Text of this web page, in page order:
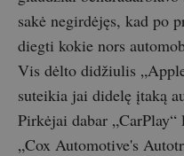
sakė negirdėjęs, kad po
diegti kokie nors
Vis dėlto didžiulis
suteikia jai didelę įtaką
Pirkėjai dabar
„Cox Automotive's